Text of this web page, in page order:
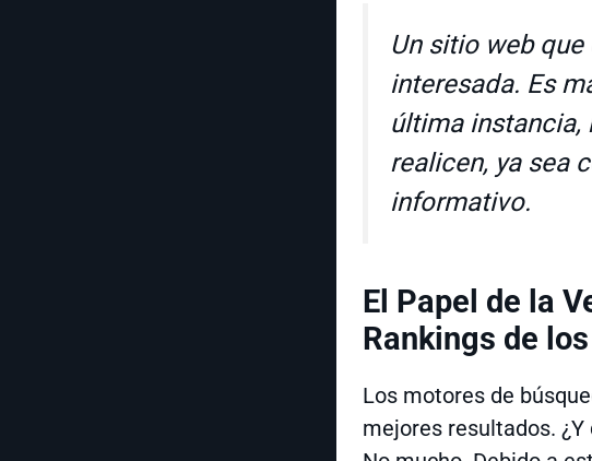
Un sitio web
interesada. Es
última instancia,
realicen, ya sea
informativo.
El Papel de la
Rankings de
Los motores de
mejores resultados.